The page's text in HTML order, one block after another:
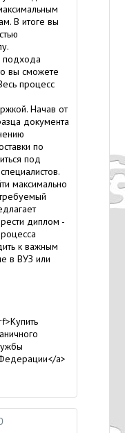
В итоге вы
подхода
вы сможете
процесс
Начав от
документа
по
под
максимально
диплом -
к важным
в ВУЗ или
a>